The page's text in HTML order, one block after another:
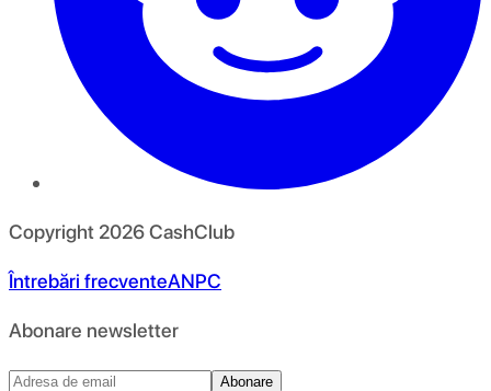
Copyright 2026CashClub
Întrebări frecventeANPC
Abonare newsletter
Abonare